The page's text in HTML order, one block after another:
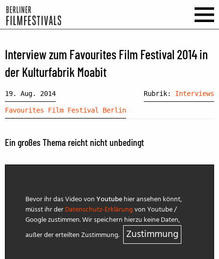
Interview zum Favourites Film Festival 2014 in
der Kulturfabrik Moabit
19. Aug. 2014 Rubrik: Interviews
Favourites Film Festival Berlin
Ein großes Thema reicht nicht unbedingt
Bevor ihr das Video vonYoutubehier ansehen könnt,
müsst ihr derDatenschutz-Erklärungvon Youtube /
Google zustimmen. Wir speichern hierzu keine Daten,
außer der erteilten Zustimmung.
Zustimmung